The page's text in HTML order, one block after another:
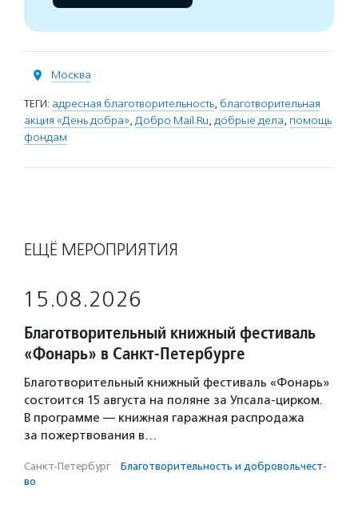
Москва
ТЕГИ: адресная благотворительность, благотворительная
акция «День добра», Добро Mail.Ru, добрые дела, помощь
фондам
ЕЩЁ МЕРОПРИЯТИЯ
15.08.2026
Благотворительный книжный фестиваль
«Фонарь» в Санкт-Петербурге
Благотворительный книжный фестиваль «Фонарь»
состоится 15 августа на поляне за Упсала-цирком.
В программе — книжная гаражная распродажа
за пожертвования в…
Санкт-Петербург · Благотвори­тель­ность и доброволь­чест­
во